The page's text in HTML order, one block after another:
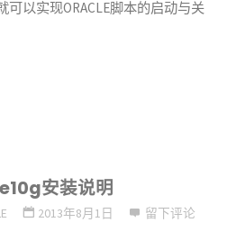
以实现ORACLE脚本的启动与关
安装说明
2013年8月1日 留下评论